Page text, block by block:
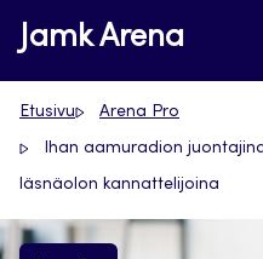
Siirry
suoraan
sisältöön
Jamk Arena
Etusivu Arena Pro
Ihan aamuradion
läsnäolon kannattelijoina